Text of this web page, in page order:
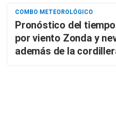
COMBO METEOROLÓGICO
Pronóstico del
por viento Zonda y
además de la